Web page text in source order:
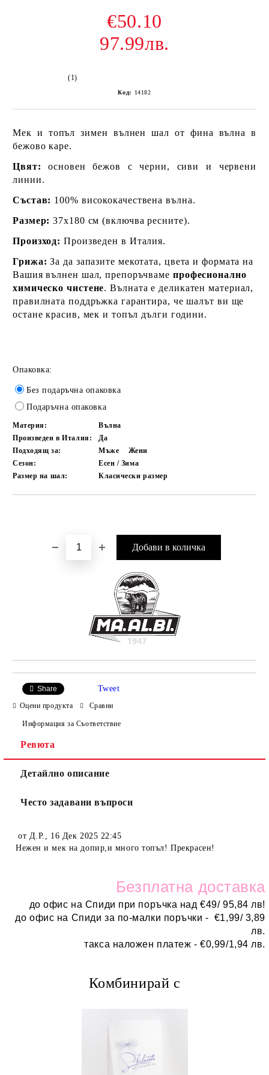
€50.10
97.99лв.
(1)
Код: 14182
Мек и топъл зимен вълнен шал от фина вълна в
бежово каре.
Цвят: основен бежов с черни, сиви и червени
линии.
Състав: 100% висококачествена вълна.
Размер: 37х180 см (включва ресните).
Произход: Произведен в Италия.
Грижа:За да запазите мекотата, цвета и формата на
Вашия вълнен шал, препоръчваме професионално
химическо чистене. Вълната е деликатен материал,
правилната поддръжка гарантира, че шалът ви ще
остане красив, мек и топъл дълги години.
Опаковка:
Без подаръчна опаковка
Подаръчна опаковка
Материя:
Вълна
Произведен в Италия:
Да
Подходящ за:
Мъже
Жени
Сезон:
Есен / Зима
Размер на шал:
Класически размер
Share Tweet
Оцени продукта Сравни
Информация за Съответствие
Ревюта
Детайлно описание
Често задавани въпроси
от Д.Р. , 16 Дек 2025 22:45
Нежен и мек на допир,и много топъл! Прекрасен!
Безплатна доставка
до офис на Спиди при поръчка над€49/ 95,84 лв!
до офис на Спиди за по-малки поръчки - €1,99/ 3,89
лв.
такса наложен платеж -€0,99/1,94 лв.
Комбинирай с